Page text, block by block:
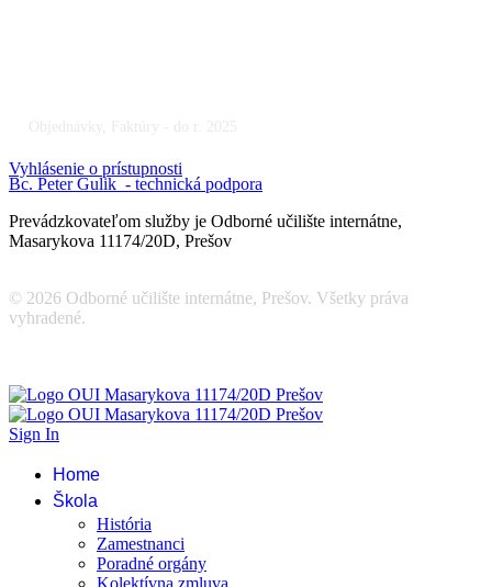
Vyhlásenie o prístupnosti
Bc. Peter Gulik - technická podpora
Prevádzkovateľom služby je Odborné učilište internátne,
Masarykova 11174/20D, Prešov
© 2026 Odborné učilište internátne, Prešov. Všetky práva
vyhradené.
Sign In
Home
Škola
História
Zamestnanci
Poradné orgány
Kolektívna zmluva